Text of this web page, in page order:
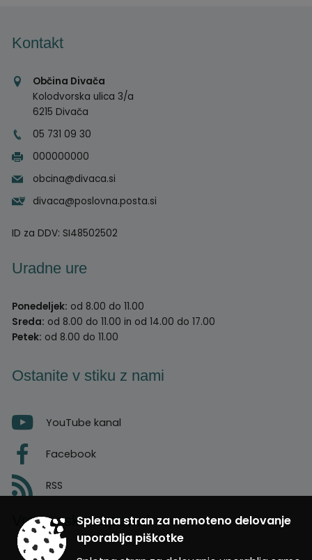
Kontakt
Občina Divača
Kolodvorska ulica 3/a
6215 Divača
05 731 09 30
000000000
obcina@divaca.si
divaca@poslovna.posta.si
ID za DDV: SI48502502
Uradne ure
Ponedeljek: od 8.00 do 11.00
Sreda: od 8.00 do 11.00 in od 14.00 do 17.00
Petek: od 8.00 do 11.00
Ostanite v stiku z nami
YouTube kanal
Facebook
RSS
Vremenska napoved
Spletna stran za nemoteno delovanje
uporablja piškotke